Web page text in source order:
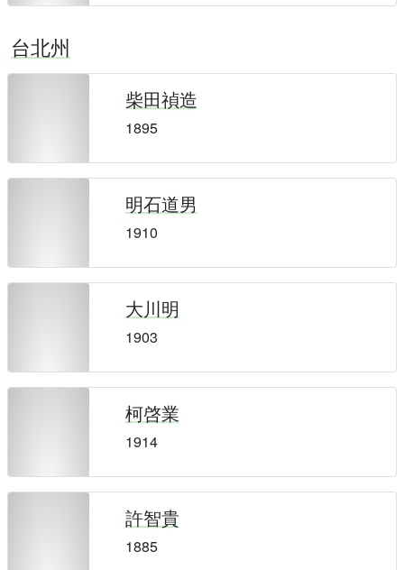
台北州
柴田禎造
1895
明石道男
1910
大川明
1903
柯啓業
1914
許智貴
1885